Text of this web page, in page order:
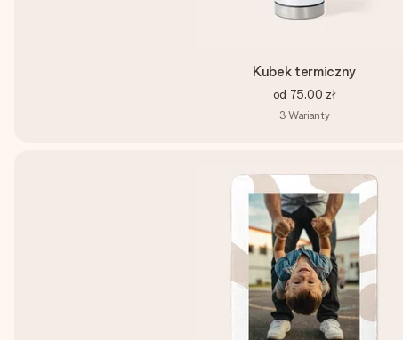
Kubek termiczny
od 75,00 zł
3 Warianty